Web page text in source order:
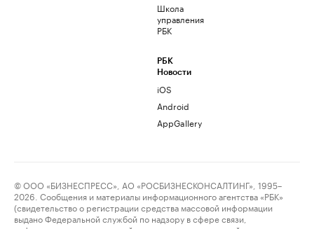
Школа
управления
РБК
РБК
Новости
iOS
Android
AppGallery
© ООО «БИЗНЕСПРЕСС», АО «РОСБИЗНЕСКОНСАЛТИНГ», 1995–
2026. Сообщения и материалы информационного агентства «РБК»
(свидетельство о регистрации средства массовой информации
выдано Федеральной службой по надзору в сфере связи,